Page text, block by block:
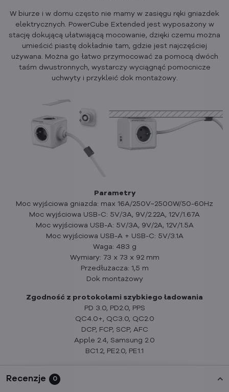
W biurze i w domu często nie mamy w zasięgu ręki gniazdek
elektrycznych. PowerCube Extended jest wyposażony w
stację dokującą ułatwiającą mocowanie, dzięki czemu można
umieścić piastę dokładnie tam, gdzie jest najczęściej
używana. Można go łatwo przymocować za pomocą dwóch
taśm dwustronnych, wystarczy wyciągnąć pomocnicze
uchwyty i przykleić dok montażowy.
Parametry
Moc wyjściowa gniazda: max 16A/250V~2500W/50-60Hz
Moc wyjściowa USB-C: 5V/3A, 9V/2.22A, 12V/1.67A
Moc wyjściowa USB-A: 5V/3A, 9V/2A, 12V/1.5A
Moc wyjściowa USB-A + USB-C: 5V/3.1A
Waga: 483 g
Wymiary: 73 x 73 x 92 mm
Przedłużacza: 1,5 m
Dok montażowy
Zgodność z protokołami szybkiego ładowania
PD 3.0, PD2.0, PPS
QC4.0+, QC3.0, QC2.0
DCP, FCP, SCP, AFC
Apple 2.4, Samsung 2.0
BC1.2, PE2.0, PE1.1
Recenzje 0